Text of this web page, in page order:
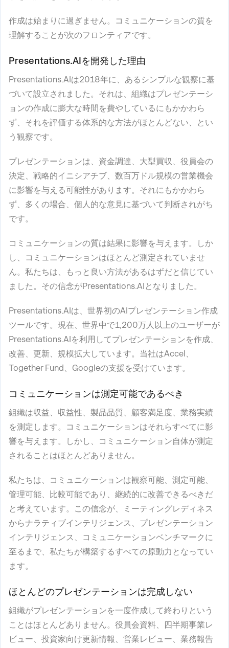
作成は始まりに過ぎません。コミュニケーションの質を
理解することが次のフロンティアです。
Presentations.AIを開発した理由
Presentations.AIは2018年に、あるシンプルな観察に基
づいて設立されました。それは、組織はプレゼンテーシ
ョンの作成に膨大な時間を費やしているにもかかわら
ず、それを評価する体系的な方法がほとんどない、とい
う観察です。
プレゼンテーションは、資金調達、大型買収、役員会の
決定、戦略的イニシアチブ、数百万ドル規模の営業機会
に影響を与える可能性があります。それにもかかわら
ず、多くの場合、個人的な意見に基づいて判断されがち
です。
コミュニケーションの質は結果に影響を与えます。しか
し、コミュニケーションはほとんど測定されていませ
ん。私たちは、もっと良い方法があるはずだと信じてい
ました。その信念がPresentations.AIとなりました。
Presentations.AIは、世界初のAIプレゼンテーション作成
ツールです。現在、世界中で1,200万人以上のユーザーが
Presentations.AIを利用してプレゼンテーションを作成、
改善、更新、規模拡大しています。当社はAccel、
Together Fund、Googleの支援を受けています。
コミュニケーションは測定可能であるべき
組織は収益、収益性、製品品質、顧客満足度、業務実績
を測定します。コミュニケーションはそれらすべてに影
響を与えます。しかし、コミュニケーション自体が測定
されることはほとんどありません。
私たちは、コミュニケーションは観察可能、測定可能、
管理可能、比較可能であり、継続的に改善できるべきだ
と考えています。この信念が、ミーティングレディネス
からナラティブインテリジェンス、プレゼンテーション
インテリジェンス、コミュニケーションベンチマークに
至るまで、私たちが構築するすべての原動力となってい
ます。
ほとんどのプレゼンテーションは完成しない
組織がプレゼンテーションを一度作成して終わりという
ことはほとんどありません。役員会資料、四半期事業レ
ビュー、投資家向け更新情報、営業レビュー、業務報告